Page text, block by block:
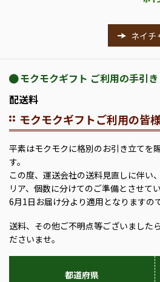
ネイチ
モクモクギフト ご利用の手引き
配送料
モクモクギフトご利用の皆
平素はモクモクに格別のお引き立てを
す。
この度、運送会社の送料見直しに伴い
リア、個数に分けてのご準備とさせて
6月1日お届け分より適用となりますの
送料、その他ご不明点等ございました
ださいませ。
都道府県